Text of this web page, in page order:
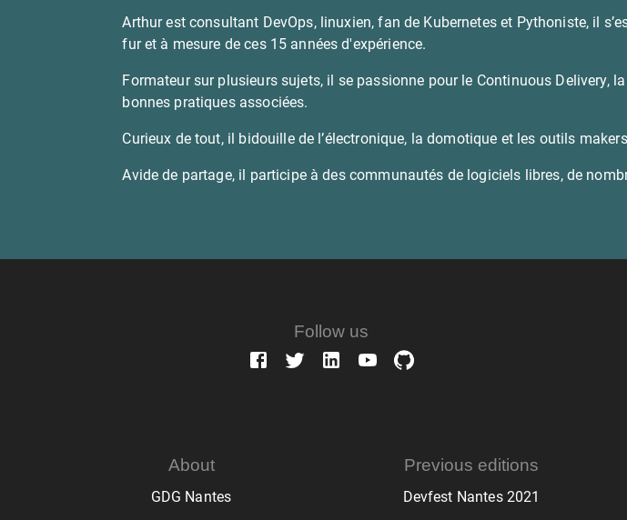
Arthur est consultant DevOps, linuxien, fan de Kubernetes et Pythoniste, il
fur et à mesure de ces 15 années d'expérience.
Formateur sur plusieurs sujets, il se passionne pour le Continuous Delivery,
bonnes pratiques associées.
Curieux de tout, il bidouille de l’électronique, la domotique et les outils
Avide de partage, il participe à des communautés de logiciels libres, de
Follow us
About
GDG Nantes
Previous editions
Devfest Nantes 2021